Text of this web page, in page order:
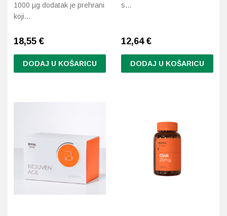
1000 µg dodatak je prehrani
koji…
18,55 €
DODAJ U KOŠARICU
s…
12,64 €
DODAJ U KOŠARICU